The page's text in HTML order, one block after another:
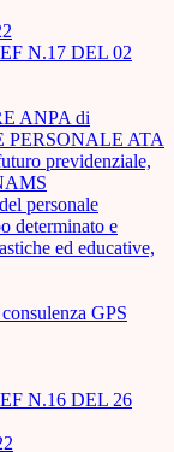
N.17 DEL 02
ANPA di
PERSONALE ATA
previdenziale,
personale
determinato e
ed educative,
GPS
N.16 DEL 26